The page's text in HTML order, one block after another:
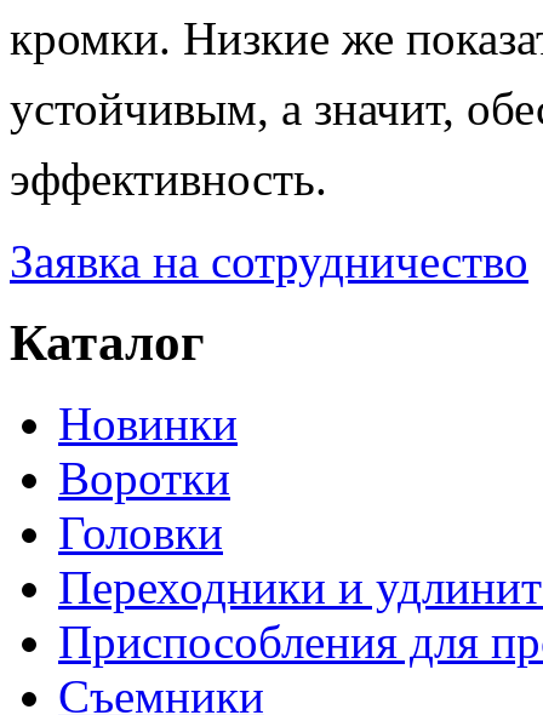
кромки. Низкие же
устойчивым, а значит,
эффективность.
Заявка на сотрудничество
Каталог
Новинки
Воротки
Головки
Переходники и
Приспособления для
Съемники